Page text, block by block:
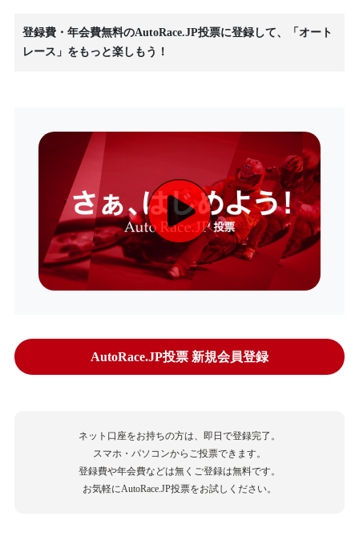
登録費・年会費無料のAutoRace.JP投票に登録して、「オート
レース」をもっと楽しもう！
AutoRace.JP投票 新規会員登録
ネット口座をお持ちの方は、即日で登録完了。
スマホ・パソコンからご投票できます。
登録費や年会費などは無くご登録は無料です。
お気軽にAutoRace.JP投票をお試しください。